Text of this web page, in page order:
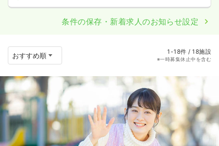
条件の保存・新着求人のお知らせ設定
1-18件 / 18施設
※一時募集休止中を含む